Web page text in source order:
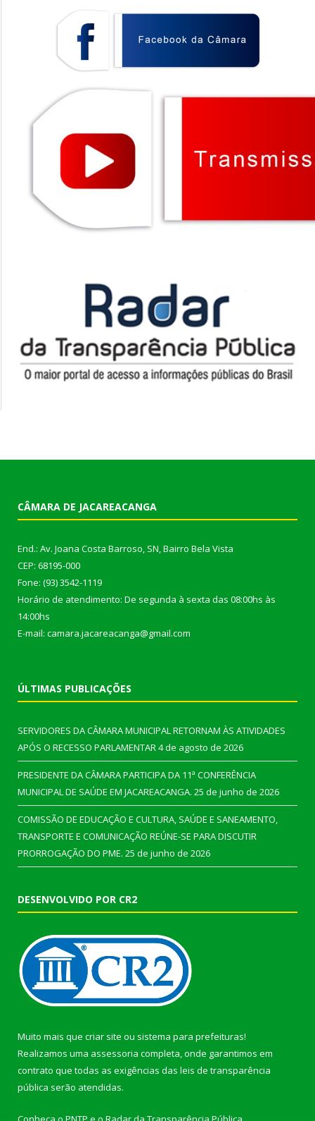
CÂMARA DE JACAREACANGA
End.: Av. Joana Costa Barroso, SN, Bairro Bela Vista
CEP: 68195-000
Fone: (93) 3542-1119
Horário de atendimento: De segunda à sexta das 08:00hs às
14:00hs
E-mail: camara.jacareacanga@gmail.com
ÚLTIMAS PUBLICAÇÕES
SERVIDORES DA CÂMARA MUNICIPAL RETORNAM ÀS ATIVIDADES
APÓS O RECESSO PARLAMENTAR4 de agosto de 2026
PRESIDENTE DA CÂMARA PARTICIPA DA 11ª CONFERÊNCIA
MUNICIPAL DE SAÚDE EM JACAREACANGA. 25 de junho de 2026
COMISSÃO DE EDUCAÇÃO E CULTURA, SAÚDE E SANEAMENTO,
TRANSPORTE E COMUNICAÇÃO REÚNE-SE PARA DISCUTIR
PRORROGAÇÃO DO PME. 25 de junho de 2026
DESENVOLVIDO POR CR2
Muito mais que criar site ou sistema para prefeituras!
Realizamos uma assessoria completa, onde garantimos em
contrato que todas as exigências das leis de transparência
pública serão atendidas.